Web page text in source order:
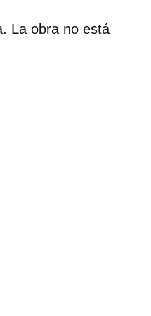
La obra no está